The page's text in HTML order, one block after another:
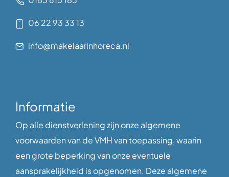
06 22 93 33 13
info@makelaarinhoreca.nl
Informatie
Op alle dienstverlening zijn onze algemene
voorwaarden van de VMH van toepassing, waarin
een grote beperking van onze eventuele
aansprakelijkheid is opgenomen. Deze algemene